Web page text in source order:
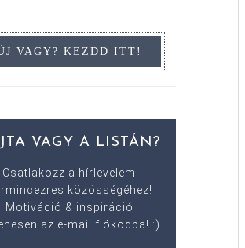
VAGY A LISTÁN?
Csatlakozz a hírlevelem
közösségéhez!
Motiváció & inspiráció
az e-mail fiókodba! :)